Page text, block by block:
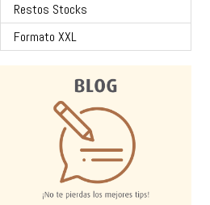
Restos Stocks
Formato XXL